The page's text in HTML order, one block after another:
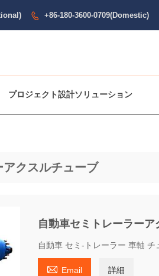
 +86-180-3600-0709(Domestic)
プロジェクト設計ソリューション
クスルチューブ
自動車セミトレーラーア
自動車 セミ-トレーラー 車軸
 Email 詳細